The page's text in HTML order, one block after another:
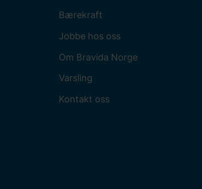
Bærekraft
Jobbe hos oss
Om Bravida Norge
Varsling
Kontakt oss